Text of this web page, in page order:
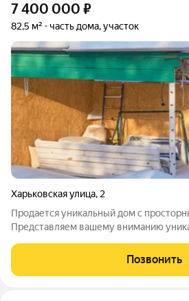
7 400 000 ₽
82,5 м² часть дома, участок
Харьковская улица, 2
Продается уникальный дом с
Представляем вашему вниманию
объект недвижимости располагает
цокольным помещением, что
Позвонить